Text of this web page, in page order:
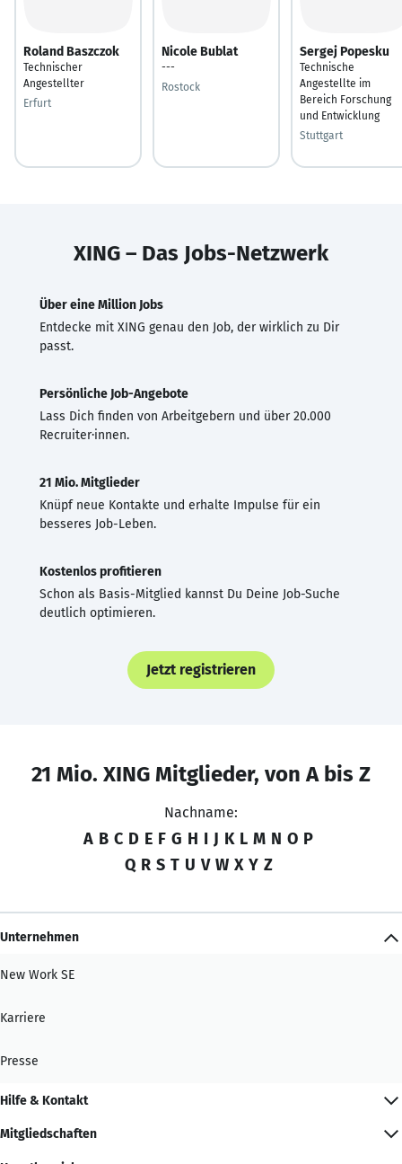
Roland Baszczok
Technischer
Angestellter
Erfurt
Nicole Bublat
---
Rostock
Sergej Popesku
Technische
Angestellte im
Bereich Forschung
und Entwicklung
Stuttgart
XING – Das Jobs-Netzwerk
Über eine Million Jobs
Entdecke mit XING genau den Job, der wirklich zu Dir
passt.
Persönliche Job-Angebote
Lass Dich finden von Arbeitgebern und über 20.000
Recruiter·innen.
21 Mio. Mitglieder
Knüpf neue Kontakte und erhalte Impulse für ein
besseres Job-Leben.
Kostenlos profitieren
Schon als Basis-Mitglied kannst Du Deine Job-Suche
deutlich optimieren.
Jetzt registrieren
21 Mio. XING Mitglieder, von A bis Z
Nachname:
A B C D E F G H I J K L M N O P
Q R S T U V W X Y Z
Unternehmen
New Work SE
Karriere
Presse
Hilfe & Kontakt
Mitgliedschaften